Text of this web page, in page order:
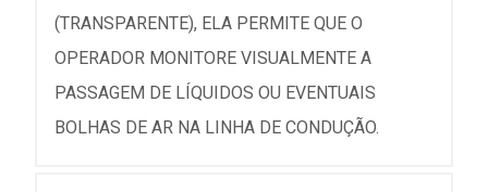
(TRANSPARENTE), ELA PERMITE QUE O
OPERADOR MONITORE VISUALMENTE A
PASSAGEM DE LÍQUIDOS OU EVENTUAIS
BOLHAS DE AR NA LINHA DE CONDUÇÃO.